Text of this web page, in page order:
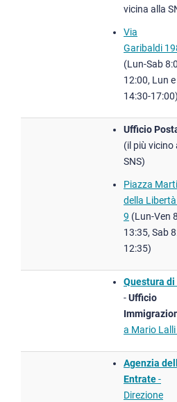
vicina alla
Via
Garibaldi
(Lun-Sab
12:00, Lun
14:30-17:00)
Ufficio
(il più vicino
SNS)
Piazza
della
9 (Lun-Ven
13:35, Sab
12:35)
Questura di
-Ufficio
a Mario Lalli
Agenzia
Entrate-
Direzione